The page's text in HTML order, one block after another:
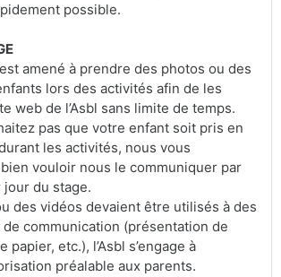
possible.
amené à prendre des photos ou des
lors des activités afin de les
web de l’Asbl sans limite de temps.
pas que votre enfant soit pris en
les activités, nous vous
vouloir nous le communiquer par
du stage.
des vidéos devaient être utilisés à des
communication (présentation de
papier, etc.), l’Asbl s’engage à
préalable aux parents.